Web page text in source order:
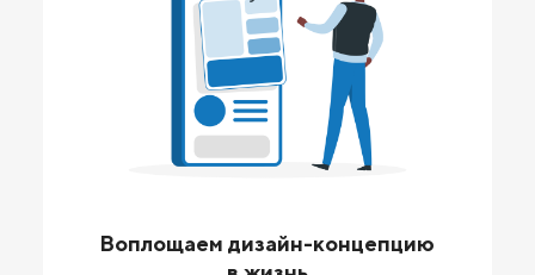
Воплощаем дизайн-концепцию